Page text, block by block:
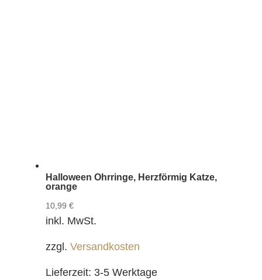
Halloween Ohrringe, Herzförmig Katze,
orange
10,99 €
inkl. MwSt.
zzgl. Versandkosten
Lieferzeit: 3-5 Werktage